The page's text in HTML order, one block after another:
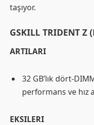
taşıyor.
GSKILL TRIDENT Z
ARTILARI
32 GB’lık dört-
performans ve hız
EKSILERI